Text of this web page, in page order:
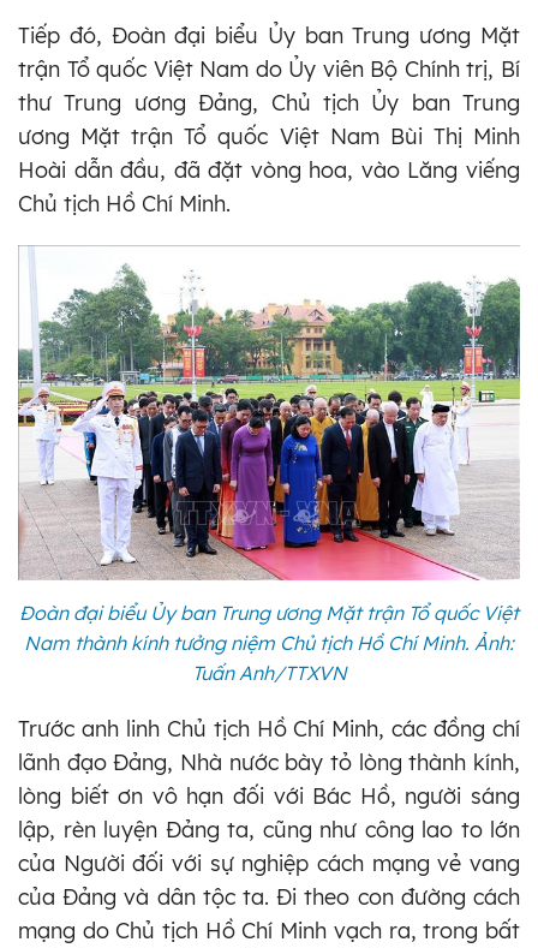
Tiếp đó, Đoàn đại biểu Ủy ban Trung ương Mặt
trận Tổ quốc Việt Nam do Ủy viên Bộ Chính trị, Bí
thư Trung ương Đảng, Chủ tịch Ủy ban Trung
ương Mặt trận Tổ quốc Việt Nam Bùi Thị Minh
Hoài dẫn đầu, đã đặt vòng hoa, vào Lăng viếng
Chủ tịch Hồ Chí Minh.
Đoàn đại biểu Ủy ban Trung ương Mặt trận Tổ quốc Việt
Nam thành kính tưởng niệm Chủ tịch Hồ Chí Minh. Ảnh:
Tuấn Anh/TTXVN
Trước anh linh Chủ tịch Hồ Chí Minh, các đồng chí
lãnh đạo Đảng, Nhà nước bày tỏ lòng thành kính,
lòng biết ơn vô hạn đối với Bác Hồ, người sáng
lập, rèn luyện Đảng ta, cũng như công lao to lớn
của Người đối với sự nghiệp cách mạng vẻ vang
của Đảng và dân tộc ta. Đi theo con đường cách
mạng do Chủ tịch Hồ Chí Minh vạch ra, trong bất